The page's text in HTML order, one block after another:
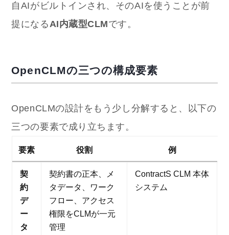
自AIがビルトインされ、そのAIを使うことが前
提になるAI内蔵型CLMです。
OpenCLMの三つの構成要素
OpenCLMの設計をもう少し分解すると、以下の
三つの要素で成り立ちます。
要素 役割 例
契
約
デ
ー
タ
契約書の正本、メ
タデータ、ワーク
フロー、アクセス
権限をCLMが一元
管理
ContractS CLM 本体
システム